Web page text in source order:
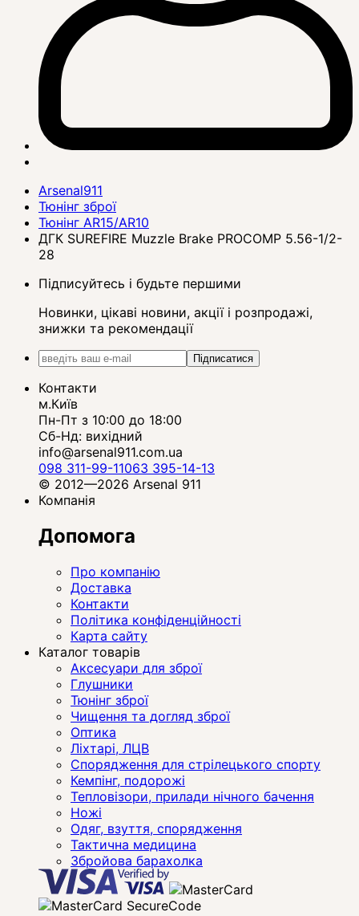
Arsenal911
Тюнінг зброї
Тюнінг AR15/AR10
ДГК SUREFIRE Muzzle Brake PROCOMP 5.56-1/2-
28
Підписуйтесь і будьте першими
Новинки, цікаві новини, акції і розпродажі,
знижки та рекомендації
Підписатися
Контакти
м.Київ
Пн-Пт з 10:00 до 18:00
Сб-Нд: вихідний
info@arsenal911.com.ua
098 311-99-11063 395-14-13
© 2012—2026 Arsenal 911
Компанія
Допомога
Про компанію
Доставка
Контакти
Політика конфіденційності
Карта сайту
Каталог товарів
Аксесуари для зброї
Глушники
Тюнінг зброї
Чищення та догляд зброї
Оптика
Ліхтарі, ЛЦВ
Спорядження для стрілецького спорту
Кемпінг, подорожі
Тепловізори, прилади нічного бачення
Ножі
Одяг, взуття, спорядження
Тактична медицина
Збройова барахолка